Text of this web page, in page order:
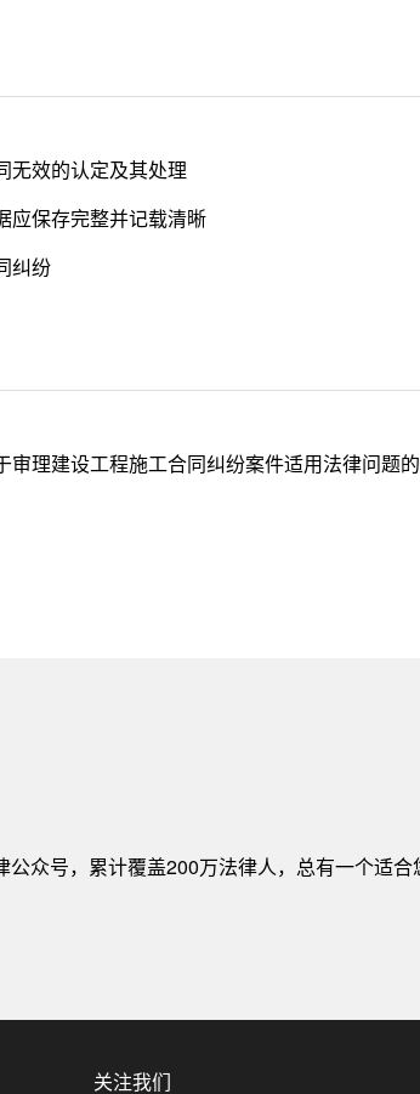
无效的认定及其处理
应保存完整并记载清晰
纠纷
审理建设工程施工合同纠纷案件适用法律问题
众号，累计覆盖200万法律人，总有一个适合
关注我们